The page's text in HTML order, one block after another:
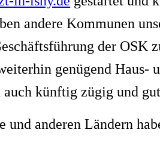
andere Kommunen
der OSK
genügend Haus-
künftig zügig und
und anderen Ländern